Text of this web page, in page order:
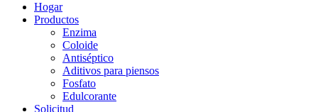
Hogar
Productos
Enzima
Coloide
Antiséptico
Aditivos para piensos
Fosfato
Edulcorante
Solicitud